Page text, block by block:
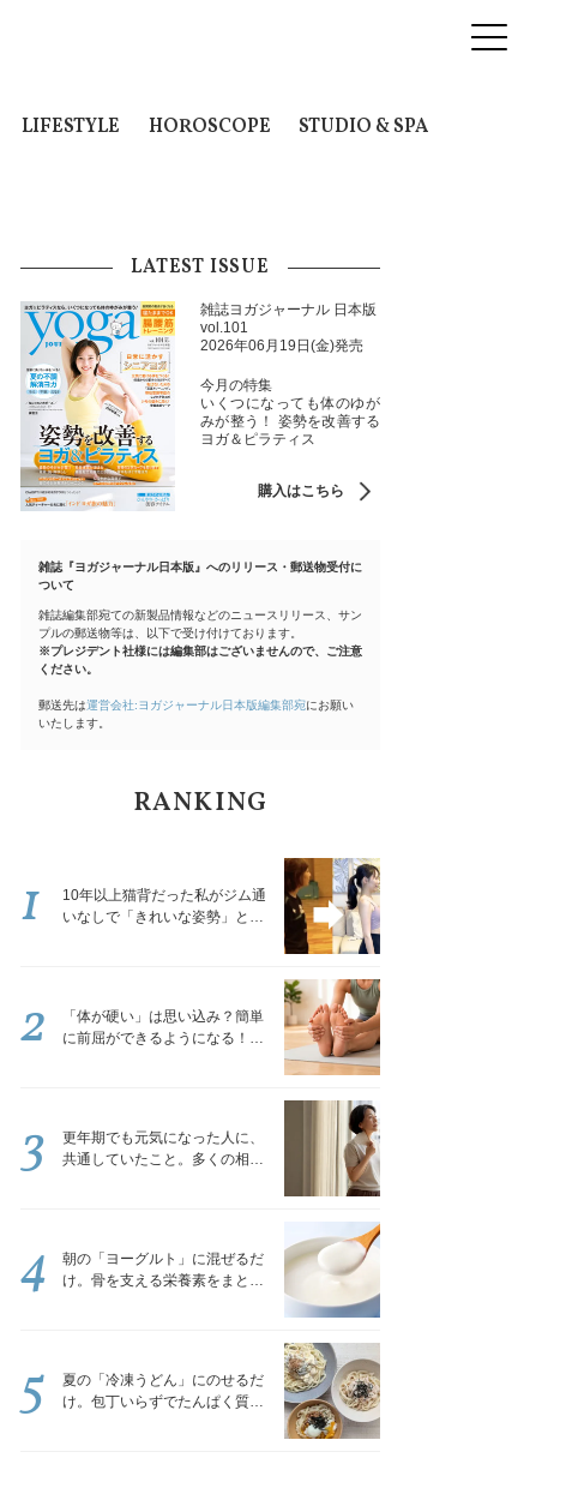
LIFESTYLE HOROSCOPE STUDIO & SPA
LATEST ISSUE
雑誌ヨガジャーナル 日本版
vol.101
2026年06月19日(金)発売
今月の特集
いくつになっても体のゆが
みが整う！ 姿勢を改善する
ヨガ＆ピラティス
購入はこちら
雑誌『ヨガジャーナル日本版』へのリリース・郵送物受付に
ついて
雑誌編集部宛ての新製品情報などのニュースリリース、サン
プルの郵送物等は、以下で受け付けております。
※プレジデント社様には編集部はございませんので、ご注意
ください。
郵送先は運営会社:ヨガジャーナル日本版編集部宛にお願い
いたします。
RANKING
10年以上猫背だった私がジム通
いなしで「きれいな姿勢」と褒
1
「体が硬い」は思い込み？簡単
に前屈ができるようになる！腿
2
更年期でも元気になった人に、
共通していたこと。多くの相談
3
朝の「ヨーグルト」に混ぜるだ
け。骨を支える栄養素をまとめ
4
夏の「冷凍うどん」にのせるだ
け。包丁いらずでたんぱく質を
5